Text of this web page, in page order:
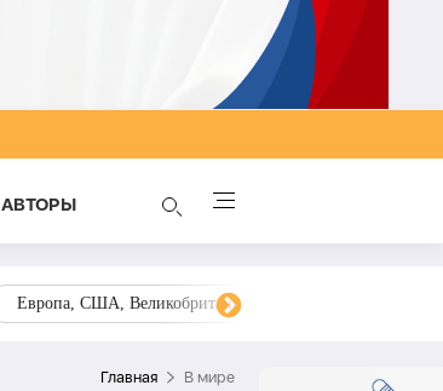
AВТОРЫ
Европа, США, Великобритания, Украина, Запад,
Главная В мире